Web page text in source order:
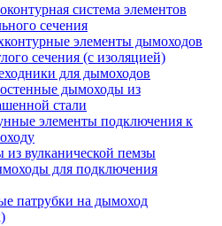
система элементов
сечения
элементы дымоходов
сечения (с изоляцией)
для дымоходов
дымоходы из
стали
элементы подключения к
вулканической пемзы
для подключения
патрубки на дымоход